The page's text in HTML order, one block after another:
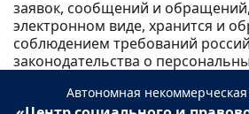
заявок, сообщений и
электронном виде, хранится и
соблюдением требований
законодательства о
Автономная